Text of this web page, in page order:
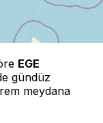
EGE
gündüz
meydana